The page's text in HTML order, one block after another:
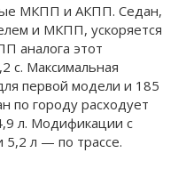
МКПП и АКПП. Седан,
и МКПП, ускоряется
аналога этот
с. Максимальная
первой модели и 185
по городу расходует
л. Модификации с
5,2 л — по трассе.